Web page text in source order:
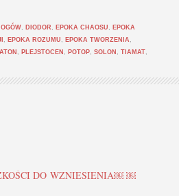
DIODOR EPOKA CHAOSU
EPOKA
EPOKA ROZUMU EPOKA TWORZENIA
PLEJSTOCEN POTOP SOLON TIAMAT
DO WZNIESIENIA￼ ￼